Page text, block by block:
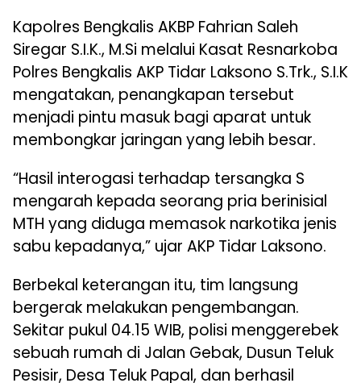
Kapolres Bengkalis AKBP Fahrian Saleh
Siregar S.I.K., M.Si melalui Kasat Resnarkoba
Polres Bengkalis AKP Tidar Laksono S.Trk., S.I.K
mengatakan, penangkapan tersebut
menjadi pintu masuk bagi aparat untuk
membongkar jaringan yang lebih besar.
“Hasil interogasi terhadap tersangka S
mengarah kepada seorang pria berinisial
MTH yang diduga memasok narkotika jenis
sabu kepadanya,” ujar AKP Tidar Laksono.
Berbekal keterangan itu, tim langsung
bergerak melakukan pengembangan.
Sekitar pukul 04.15 WIB, polisi menggerebek
sebuah rumah di Jalan Gebak, Dusun Teluk
Pesisir, Desa Teluk Papal, dan berhasil